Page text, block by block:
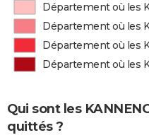
Département où les
Département où les
Département où les
Département où les
Qui sont les
quittés ?